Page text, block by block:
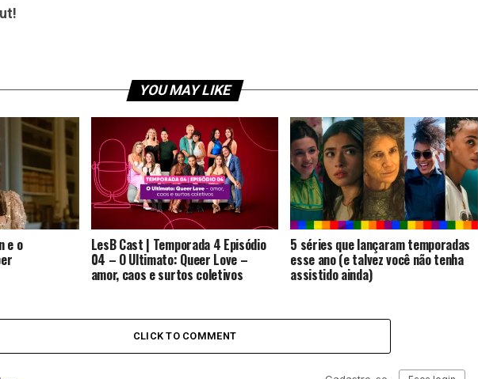
YOU MAY LIKE
e o LesB Cast | Temporada 4 Episódio
04 – O Ultimato: Queer Love –
amor, caos e surtos coletivos
5 séries que lançaram temporadas
esse ano (e talvez você não tenha
assistido ainda)
CLICK TO COMMENT